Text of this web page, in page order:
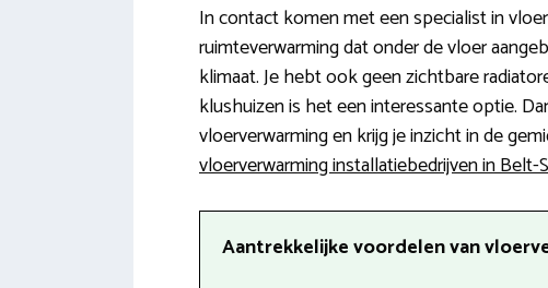
In contact komen met een specialist in
ruimteverwarming dat onder de vloer
klimaat. Je hebt ook geen zichtbare
klushuizen is het een interessante optie.
vloerverwarming en krijg je inzicht in de
vloerverwarming installatiebedrijven in
Aantrekkelijke voordelen van